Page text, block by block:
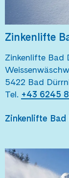
Zinkenlifte
Zinkenlifte Bad
5422 Bad
Tel. +43 6245
Zinkenlifte Bad